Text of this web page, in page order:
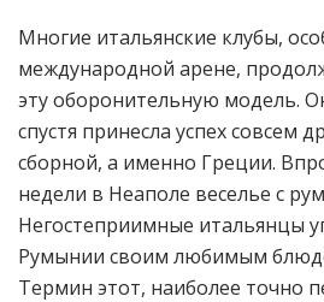
Многие итальянские клубы,
международной арене,
эту оборонительную модель.
спустя принесла успех совсем
сборной, а именно Греции.
недели в Неаполе веселье с
Негостеприимные итальянцы
Румынии своим любимым
Термин этот, наиболее точно